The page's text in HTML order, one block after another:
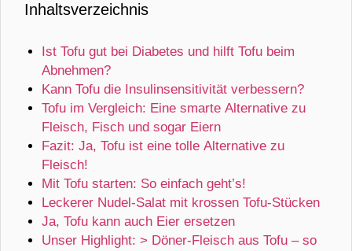
Inhaltsverzeichnis
Ist Tofu gut bei Diabetes und hilft Tofu beim
Abnehmen?
Kann Tofu die Insulinsensitivität verbessern?
Tofu im Vergleich: Eine smarte Alternative zu
Fleisch, Fisch und sogar Eiern
Fazit: Ja, Tofu ist eine tolle Alternative zu
Fleisch!
Mit Tofu starten: So einfach geht’s!
Leckerer Nudel-Salat mit krossen Tofu-Stücken
Ja, Tofu kann auch Eier ersetzen
Unser Highlight: > Döner-Fleisch aus Tofu – so